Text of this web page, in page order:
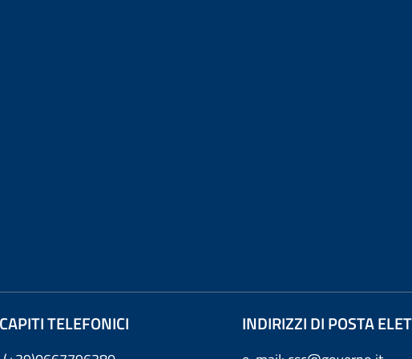
TELEFONICI INDIRIZZI DI POSTA